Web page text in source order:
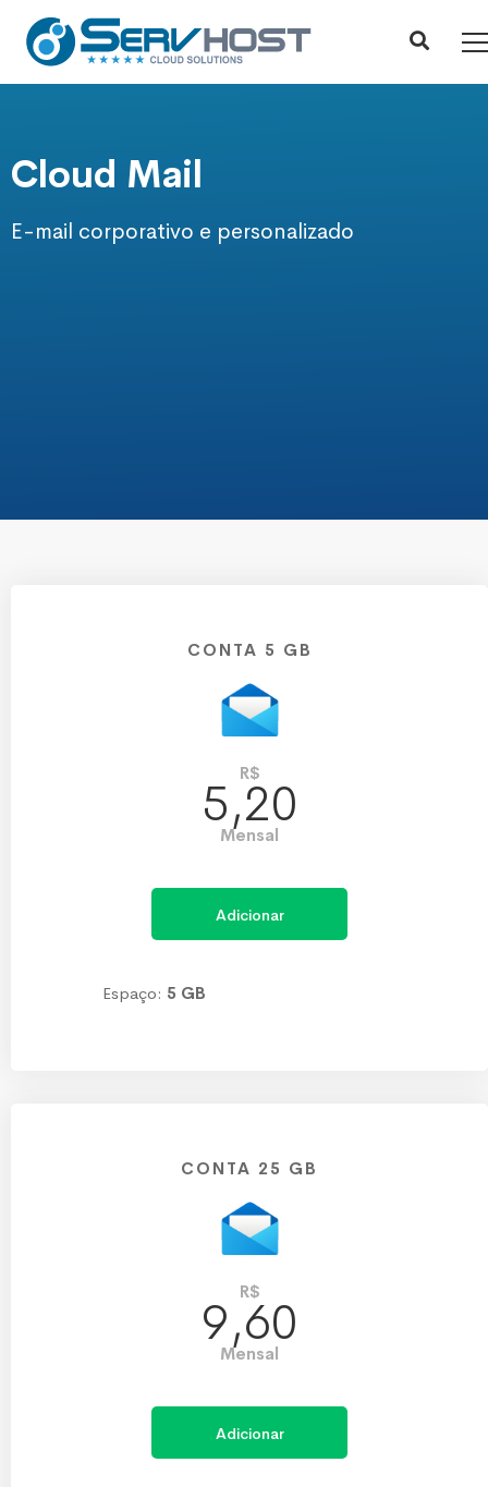
Cloud Mail
E-mail corporativo e personalizado
CONTA 5 GB
R$
5,20
Mensal
Adicionar
Espaço: 5 GB
CONTA 25 GB
R$
9,60
Mensal
Adicionar